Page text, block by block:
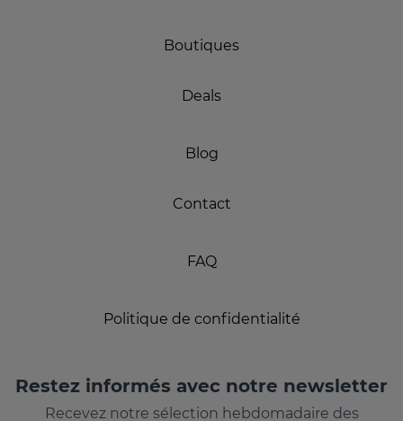
Boutiques
Deals
Blog
Contact
FAQ
Politique de confidentialité
Restez informés avec notre newsletter
Recevez notre sélection hebdomadaire des